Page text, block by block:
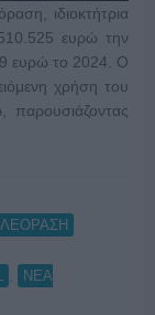
ιδιοκτήτρια
ευρώ την
ευρώ το 2024. Ο
χρήση του
ΝΕΑ